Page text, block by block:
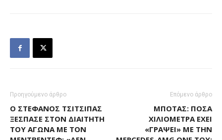
Προηγούμενο άρθρο
Ο ΣΤΈΦΑΝΟΣ ΤΣΙΤΣΙΠΆΣ
ΞΈΣΠΑΣΕ ΣΤΟΝ ΔΙΑΙΤΗΤΉ
ΤΟΥ ΑΓΏΝΑ ΜΕ ΤΟΝ
Επόμενο άρθρο
ΜΠΌΤΑΣ: ΠΌΣΑ
ΧΙΛΙΌΜΕΤΡΑ ΈΧΕΙ
«ΓΡΆΨΕΙ» ΜΕ ΤΗΝ